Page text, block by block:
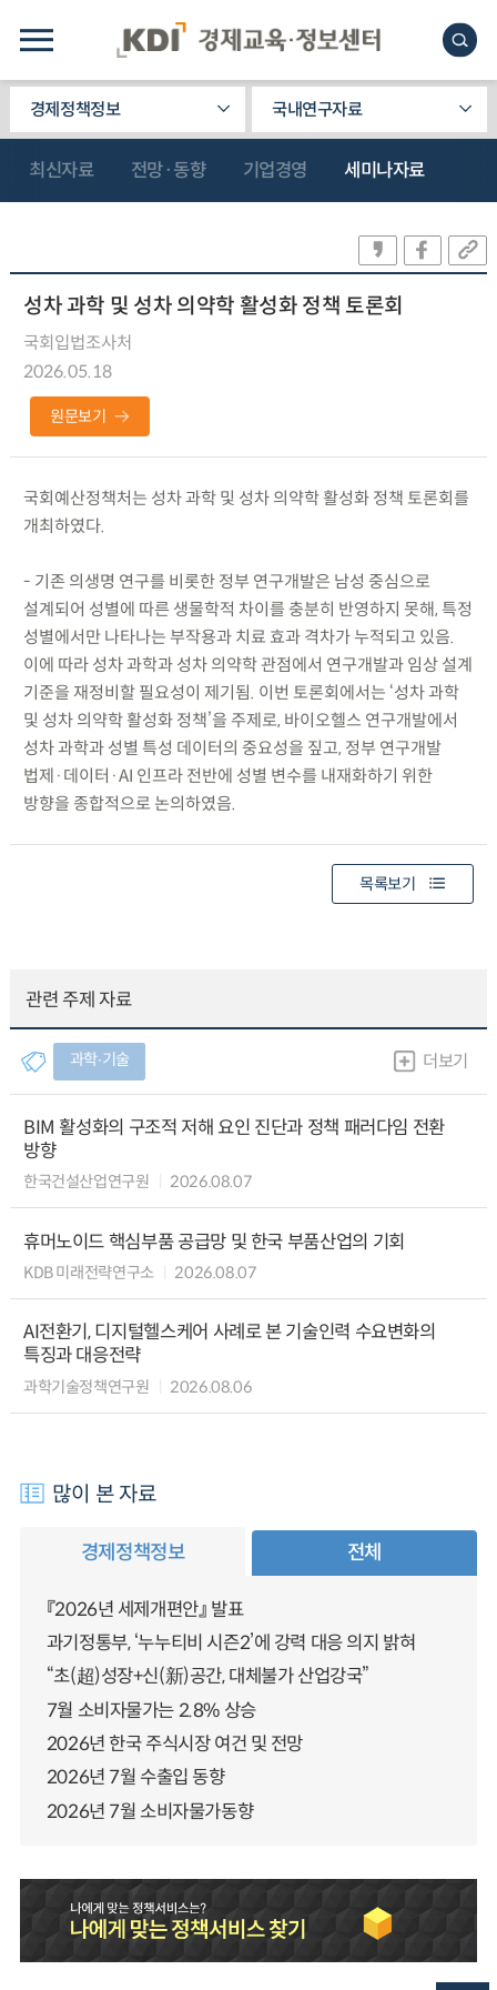
경제정책정보 국내연구자료
최신자료 전망·동향 기업경영 세미나자료
성차 과학 및 성차 의약학 활성화 정책 토론회
국회입법조사처
2026.05.18
원문보기
국회예산정책처는 성차 과학 및 성차 의약학 활성화 정책 토론회를
개최하였다.
- 기존 의생명 연구를 비롯한 정부 연구개발은 남성 중심으로
설계되어 성별에 따른 생물학적 차이를 충분히 반영하지 못해, 특정
성별에서만 나타나는 부작용과 치료 효과 격차가 누적되고 있음.
이에 따라 성차 과학과 성차 의약학 관점에서 연구개발과 임상 설계
기준을 재정비할 필요성이 제기됨. 이번 토론회에서는 ‘성차 과학
및 성차 의약학 활성화 정책’을 주제로, 바이오헬스 연구개발에서
성차 과학과 성별 특성 데이터의 중요성을 짚고, 정부 연구개발
법제·데이터·AI 인프라 전반에 성별 변수를 내재화하기 위한
방향을 종합적으로 논의하였음.
목록보기
관련 주제 자료
과학∙기술 더보기
BIM 활성화의 구조적 저해 요인 진단과 정책 패러다임 전환
방향
한국건설산업연구원 2026.08.07
휴머노이드 핵심부품 공급망 및 한국 부품산업의 기회
KDB 미래전략연구소 2026.08.07
AI전환기, 디지털헬스케어 사례로 본 기술인력 수요변화의
특징과 대응전략
과학기술정책연구원 2026.08.06
많이 본 자료
경제정책정보 전체
『2026년 세제개편안』 발표
과기정통부, ‘누누티비 시즌2’에 강력 대응 의지 밝혀
“초(超)성장+신(新)공간, 대체불가 산업강국”
7월 소비자물가는 2.8% 상승
2026년 한국 주식시장 여건 및 전망
2026년 7월 수출입 동향
2026년 7월 소비자물가동향